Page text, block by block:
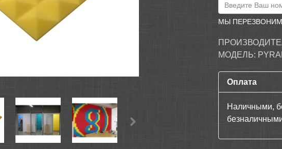
МЫ
МОДЕЛЬ:
Оплата
Наличными,